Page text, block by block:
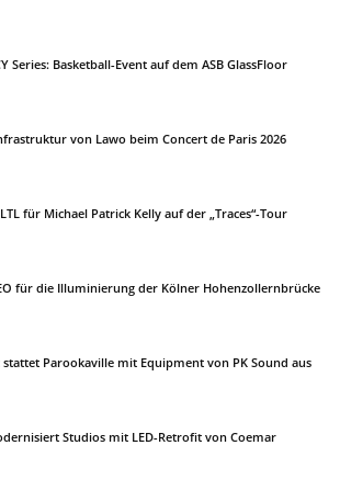
Series: Basketball-Event auf dem ASB GlassFloor
von Lawo beim Concert de Paris 2026
für Michael Patrick Kelly auf der „Traces“-Tour
für die Illuminierung der Kölner Hohenzollernbrücke
stattet Parookaville mit Equipment von PK Sound aus
Studios mit LED-Retrofit von Coemar